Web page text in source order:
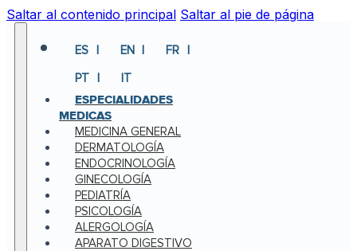
Saltar al contenido principal Saltar al pie de página
ES EN
FR
PT
IT
ESPECIALIDADES
MEDICAS
MEDICINA GENERAL
DERMATOLOGÍA
ENDOCRINOLOGÍA
GINECOLOGÍA
PEDIATRÍA
PSICOLOGÍA
ALERGOLOGÍA
APARATO DIGESTIVO